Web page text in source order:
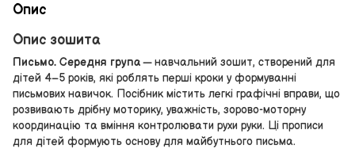
Опис
Опис зошита
Письмо. Середня група— навчальний зошит, створений для
дітей 4–5 років, які роблять перші кроки у формуванні
письмових навичок. Посібник містить легкі графічні вправи, що
розвивають дрібну моторику, уважність, зорово-моторну
координацію та вміння контролювати рухи руки. Ці прописи
для дітей формують основу для майбутнього письма.